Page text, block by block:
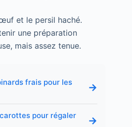
et le persil haché.
une préparation
mais assez tenue.
frais pour les
→
pour régaler
→